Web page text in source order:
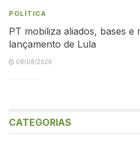
POLÍTICA
PT mobiliza aliados, bases e
lançamento de Lula
08/08/2026
CATEGORIAS